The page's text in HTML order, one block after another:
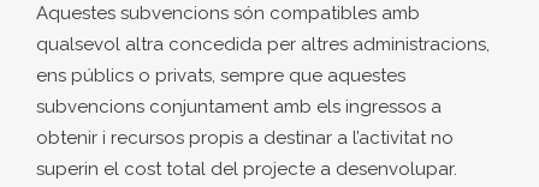
Aquestes subvencions són compatibles amb
qualsevol altra concedida per altres administracions,
ens públics o privats, sempre que aquestes
subvencions conjuntament amb els ingressos a
obtenir i recursos propis a destinar a l’activitat no
superin el cost total del projecte a desenvolupar.